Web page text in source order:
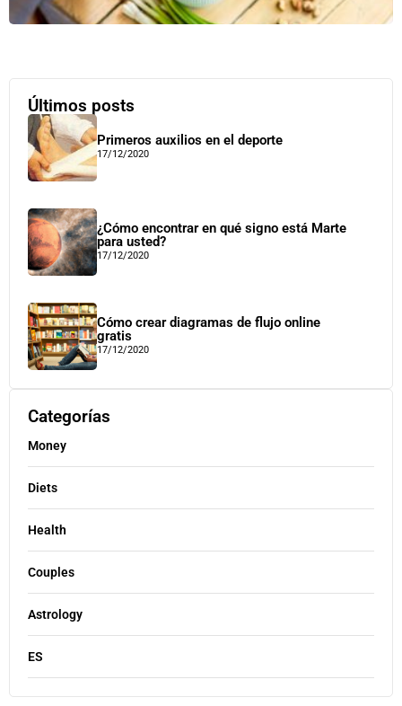
Últimos posts
Primeros auxilios en el deporte
17/12/2020
¿Cómo encontrar en qué signo está Marte
para usted?
17/12/2020
Cómo crear diagramas de flujo online
gratis
17/12/2020
Categorías
Money
Diets
Health
Couples
Astrology
ES